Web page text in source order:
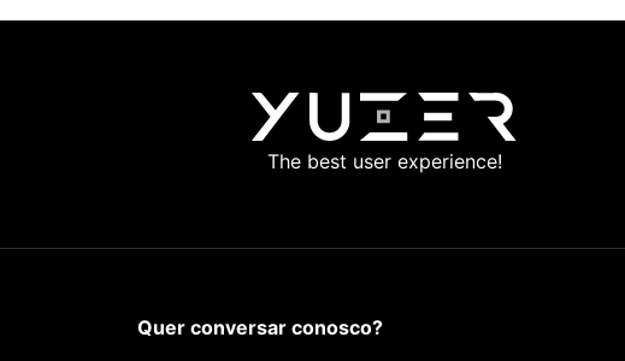
The best user experience!
Quer conversar conosco?